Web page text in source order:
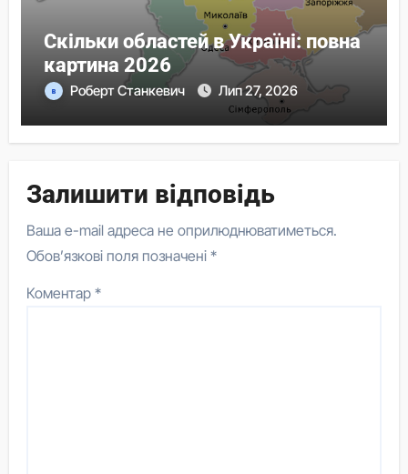
Скільки областей в Україні: повна
картина 2026
Роберт Станкевич Лип 27, 2026
Залишити відповідь
Ваша e-mail адреса не оприлюднюватиметься.
Обов’язкові поля позначені*
Коментар*